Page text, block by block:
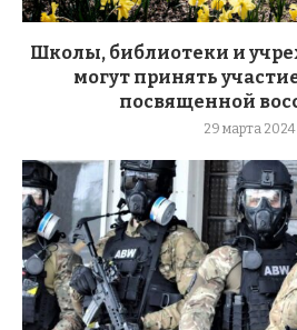
Школы, библиотеки и
могут принять
посвященной
29 марта 2024